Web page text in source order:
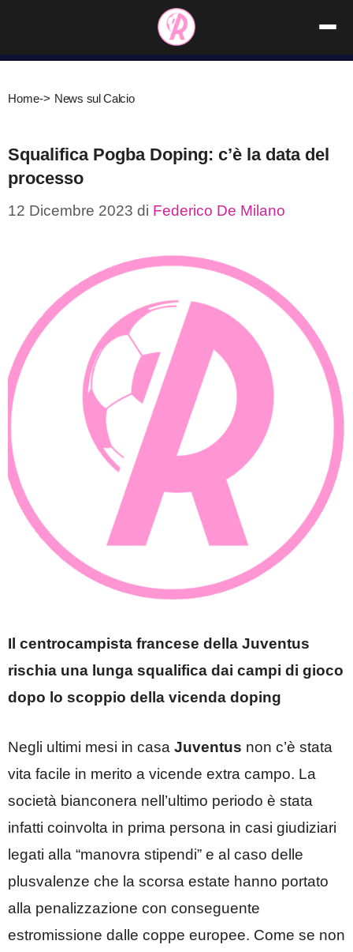
contenuto
Home-> News sul Calcio
Squalifica Pogba Doping: c’è la data del
processo
12 Dicembre 2023 di Federico De Milano
Il centrocampista francese della Juventus
rischia una lunga squalifica dai campi di gioco
dopo lo scoppio della vicenda doping
Negli ultimi mesi in casa Juventus non c’è stata
vita facile in merito a vicende extra campo. La
società bianconera nell’ultimo periodo è stata
infatti coinvolta in prima persona in casi giudiziari
legati alla “manovra stipendi” e al caso delle
plusvalenze che la scorsa estate hanno portato
alla penalizzazione con conseguente
estromissione dalle coppe europee. Come se non